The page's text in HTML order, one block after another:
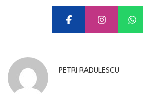
PETRI RADULESCU